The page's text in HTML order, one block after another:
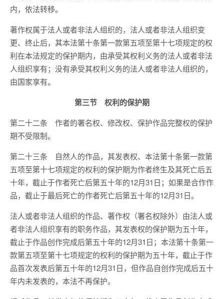
内，依法转移。
著作权属于法人或者非法人组织的，法人或者非法人组织变
更、终止后，其本法第十条第一款第五项至第十七项规定的权
利在本法规定的保护期内，由承受其权利义务的法人或者非法
人组织享有；没有承受其权利义务的法人或者非法人组织的，
由国家享有。
第三节 权利的保护期
第二十二条 作者的署名权、修改权、保护作品完整权的保护
期不受限制。
第二十三条 自然人的作品，其发表权、本法第十条第一款第
五项至第十七项规定的权利的保护期为作者终生及其死亡后五
十年，截止于作者死亡后第五十年的12月31日；如果是合作作
品，截止于最后死亡的作者死亡后第五十年的12月31日。
法人或者非法人组织的作品、著作权（署名权除外）由法人或
者非法人组织享有的职务作品，其发表权的保护期为五十年，
截止于作品创作完成后第五十年的12月31日；本法第十条第一
款第五项至第十七项规定的权利的保护期为五十年，截止于作
品首次发表后第五十年的12月31日，但作品自创作完成后五十
年内未发表的，本法不再保护。